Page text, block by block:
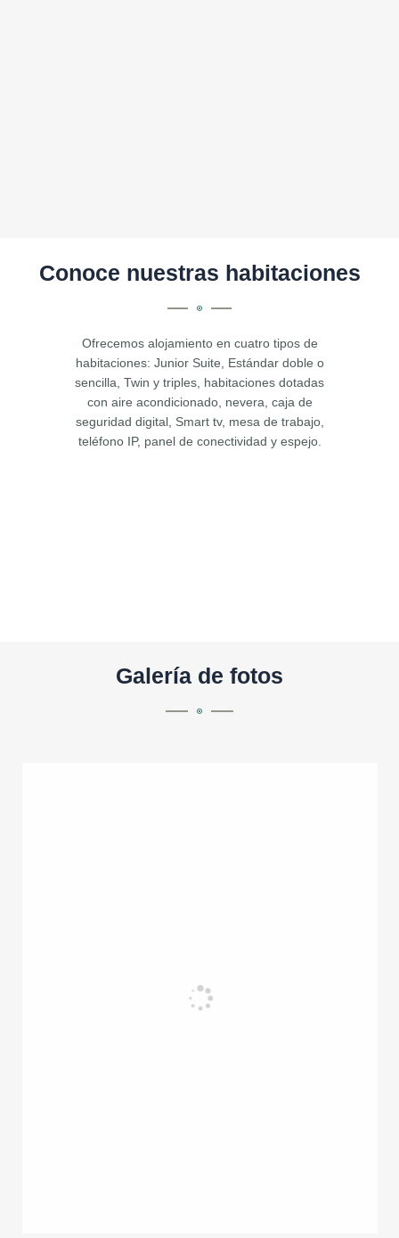
Conoce nuestras habitaciones
Ofrecemos alojamiento en cuatro tipos de
habitaciones: Junior Suite, Estándar doble o
sencilla, Twin y triples, habitaciones dotadas
con aire acondicionado, nevera, caja de
seguridad digital, Smart tv, mesa de trabajo,
teléfono IP, panel de conectividad y espejo.
Galería de fotos